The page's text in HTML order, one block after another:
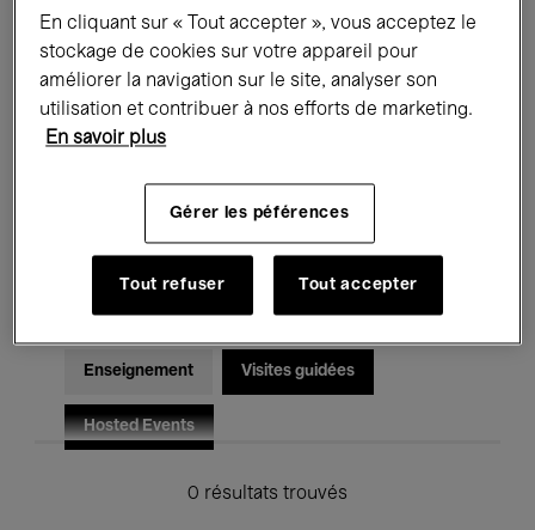
Expositions Films Performances
Rencontres & Débats Jazz
Musique électronique
Pour tous Kids’ Palace
Enseignement Visites guidées
Hosted Events
0 résultats trouvés
En cliquant sur « Tout accepter », vous acceptez le
stockage de cookies sur votre appareil pour
améliorer la navigation sur le site, analyser son
utilisation et contribuer à nos efforts de marketing.
En savoir plus
Gérer les péférences
Tout refuser Tout accepter